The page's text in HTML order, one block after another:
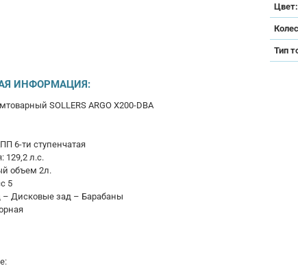
Цвет:
Тип
ИНФОРМАЦИЯ:
SOLLERS ARGO X200-DBA
6-ти ступенчатая
129,2 л.с.
объем 2л.
5
– Дисковые зад – Барабаны